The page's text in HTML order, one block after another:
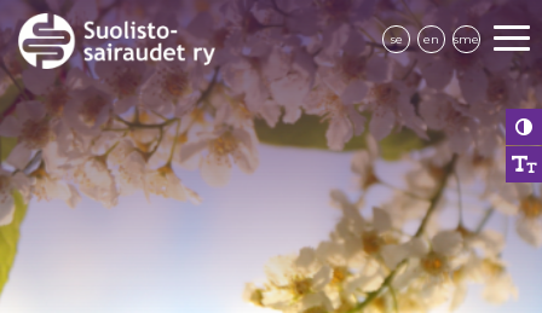
se en sme